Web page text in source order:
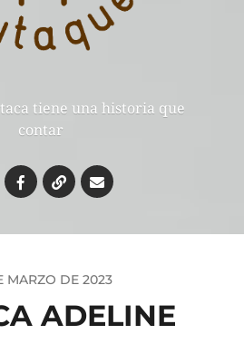
tiene una historia que
contar
MARZO DE 2023
ADELINE